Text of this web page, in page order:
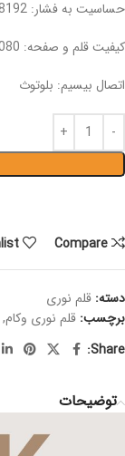
حساسیت به فشار: 8192
کیفیت قلم و صفحه: 5080
اتصال بیسیم: بلوتوث
Compare
دسته: قلم نوری
برچسب: قلم نوری وکام,
Share:
توضیحات